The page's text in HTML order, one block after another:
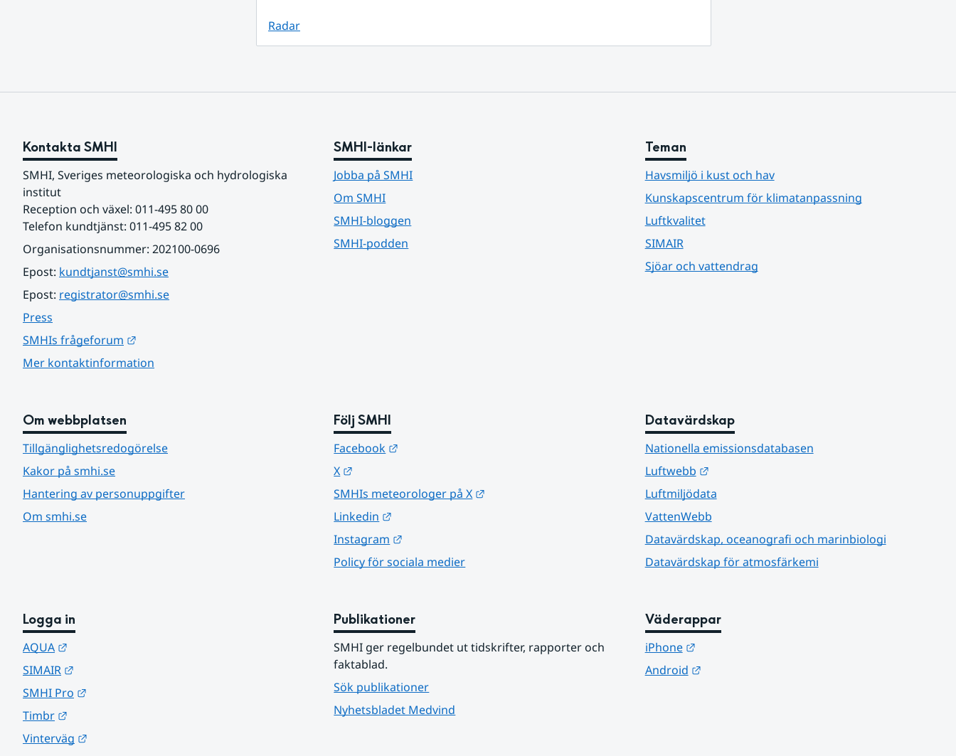
Radar
Kontakta SMHI
SMHI, Sveriges meteorologiska och hydrologiska
institut
Reception och växel: 011-495 80 00
Telefon kundtjänst: 011-495 82 00
Organisationsnummer: 202100-0696
Epost: kundtjanst@smhi.se
Epost: registrator@smhi.se
Press
SMHIs frågeforum
Mer kontaktinformation
SMHI-länkar
Jobba på SMHI
Om SMHI
SMHI-bloggen
SMHI-podden
Teman
Havsmiljö i kust och hav
Kunskapscentrum för klimatanpassning
Luftkvalitet
SIMAIR
Sjöar och vattendrag
Om webbplatsen
Tillgänglighetsredogörelse
Kakor på smhi.se
Hantering av personuppgifter
Om smhi.se
Följ SMHI
Facebook
X
SMHIs meteorologer på X
Linkedin
Instagram
Policy för sociala medier
Datavärdskap
Nationella emissionsdatabasen
Luftwebb
Länk till annan webbplats.
Luftmiljödata
VattenWebb
Datavärdskap, oceanografi och marinbiologi
Datavärdskap för atmosfärkemi
Logga in
AQUA
SIMAIR
SMHI Pro
Timbr
Vinterväg
Publikationer
SMHI ger regelbundet ut tidskrifter, rapporter och
faktablad.
Sök publikationer
Nyhetsbladet Medvind
Väderappar
iPhone
Länk till annan webbplats.
Android
Länk till annan webbplats.